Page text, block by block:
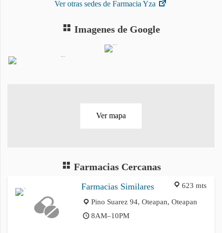
Ver otras sedes de Farmacia Yza
Imagenes de Google
Ver mapa
Farmacias Cercanas
623 mts
Farmacias Similares
Pino Suarez 94, Oteapan, Oteapan
8AM–10PM